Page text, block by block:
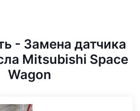
- Замена датчика
Mitsubishi Space
Wagon